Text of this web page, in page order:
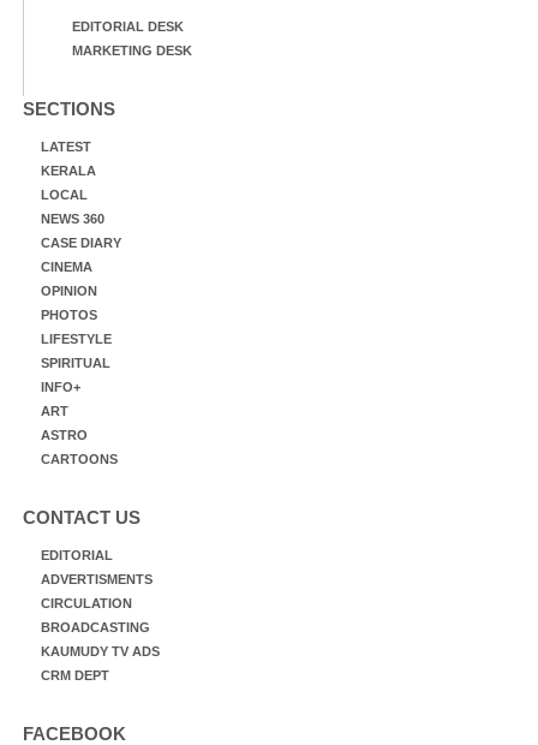
EDITORIAL DESK
MARKETING DESK
SECTIONS
LATEST
KERALA
LOCAL
NEWS 360
CASE DIARY
CINEMA
OPINION
PHOTOS
LIFESTYLE
SPIRITUAL
INFO+
ART
ASTRO
CARTOONS
CONTACT US
EDITORIAL
ADVERTISMENTS
CIRCULATION
BROADCASTING
KAUMUDY TV ADS
CRM DEPT
FACEBOOK